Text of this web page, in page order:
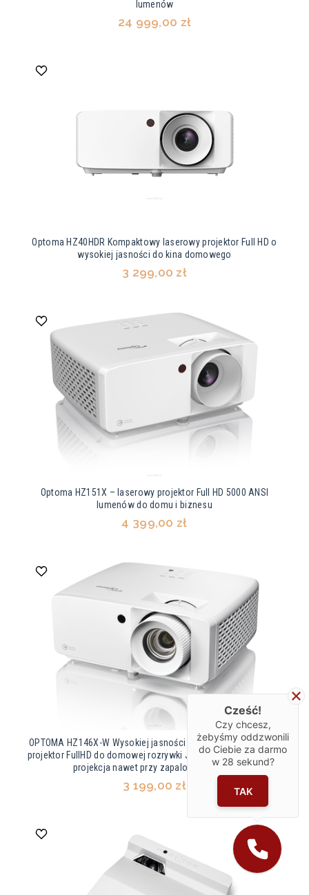
lumenów
24 999,00 zł
Optoma HZ40HDR Kompaktowy laserowy projektor Full HD o
wysokiej jasności do kina domowego
3 299,00 zł
Optoma HZ151X – laserowy projektor Full HD 5000 ANSI
lumenów do domu i biznesu
4 399,00 zł
OPTOMA HZ146X-W Wysokiej jasności kompaktowy laserowy
projektor FullHD do domowej rozrywki Jasność 3800 lumenów
projekcja nawet przy zapalonym świetle
3 199,00 zł
Cześć!
Czy chcesz,
żebyśmy oddzwonili
do Ciebie za darmo
w 28 sekund?
TAK